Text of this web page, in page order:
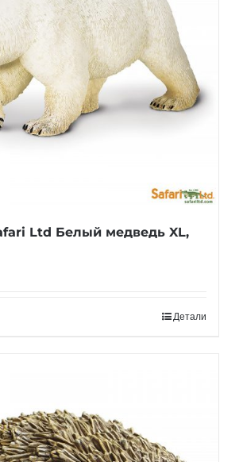
Ltd Белый медведь XL,
Детали